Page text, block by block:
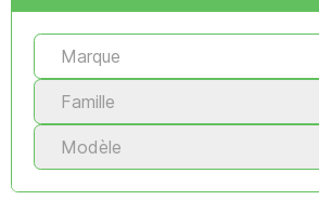
Marque
Famille
Modèle